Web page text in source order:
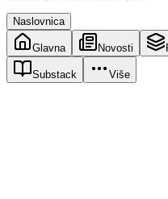
Naslovnica
Glavna Novosti
Substack Više